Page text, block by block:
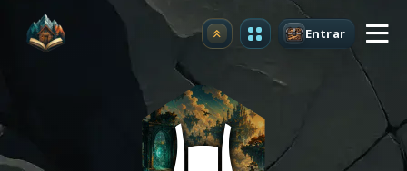
Atualizar Entrar